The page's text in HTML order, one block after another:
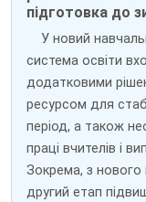
підготовка до
У новий
система освіти
додатковими
ресурсом для
період, а також
праці вчителів і
Зокрема, з нового
другий етап